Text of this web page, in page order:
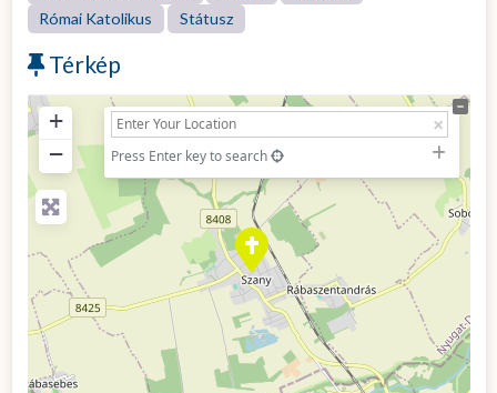
Római Katolikus
Státusz
Térkép
+
−
Press Enter key to search